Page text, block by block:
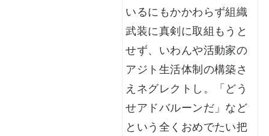
いるにもかかわらず組織
武装に真剣に取組もうと
せず、いわんや活動家の
アジト生活体制の構築さ
えネグレクトし。「どう
せアドバルーンだ」など
という全くおめでたい把